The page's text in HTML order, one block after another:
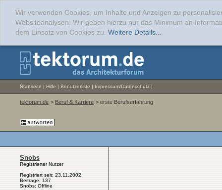
Wir verwenden Cookies, um Inhalte und Anzeigen zu
Websiteanalysen. Wir geben hierzu nur das Minimum an
dem Einsatz von Cookies zu. Weitere Details...
Startseite | Hilfe | Benutzerliste | Impressum/Datenschutz |
tektorum.de > Beruf & Karriere > erste Berufserfahrung
Snobs
Registrierter Nutzer
Registriert seit: 23.11.2002
Beiträge: 137
Snobs: Offline